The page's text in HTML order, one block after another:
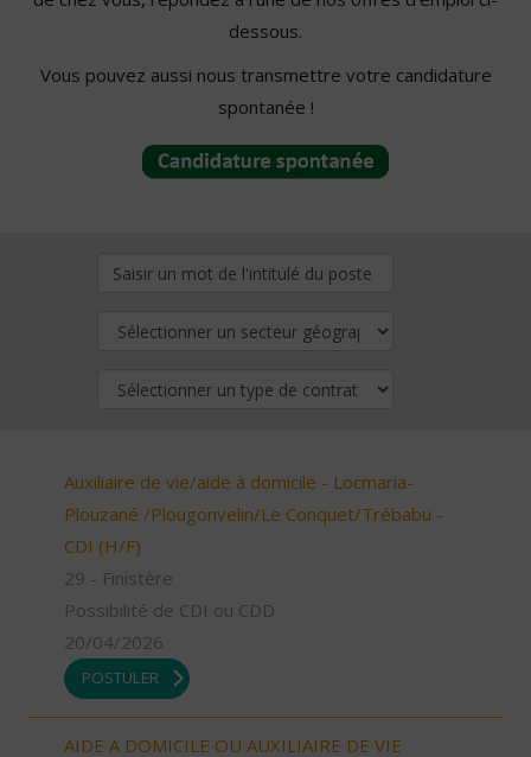
dessous.
Vous pouvez aussi nous transmettre votre candidature
spontanée !
Auxiliaire de vie/aide à domicile - Locmaria-
Plouzané /Plougonvelin/Le Conquet/Trébabu -
CDI (H/F)
29 - Finistère
Possibilité de CDI ou CDD
20/04/2026
POSTULER
AIDE A DOMICILE OU AUXILIAIRE DE VIE